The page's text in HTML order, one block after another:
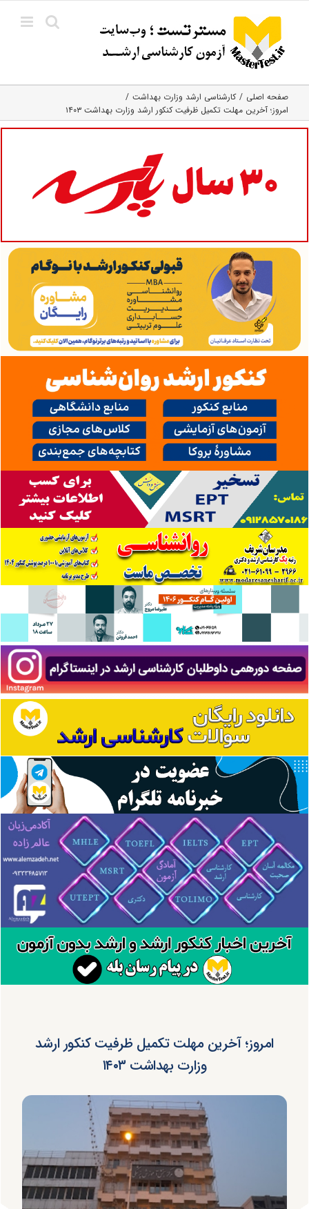
content
صفحه اصلی
کارشناسی ارشد وزارت بهداشت
امروز؛ آخرین مهلت تکمیل ظرفیت کنکور ارشد وزارت بهداشت ۱۴۰۳
امروز؛ آخرین مهلت تکمیل ظرفیت کنکور ارشد
وزارت بهداشت ۱۴۰۳